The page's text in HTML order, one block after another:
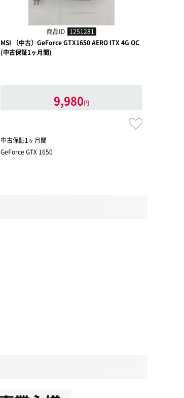
商品ID 1251281
MSI 〔中古〕GeForce GTX1650 AERO ITX 4G OC
(中古保証1ヶ月間)
9,980円
中古保証1ヶ月間
GeForce GTX 1650